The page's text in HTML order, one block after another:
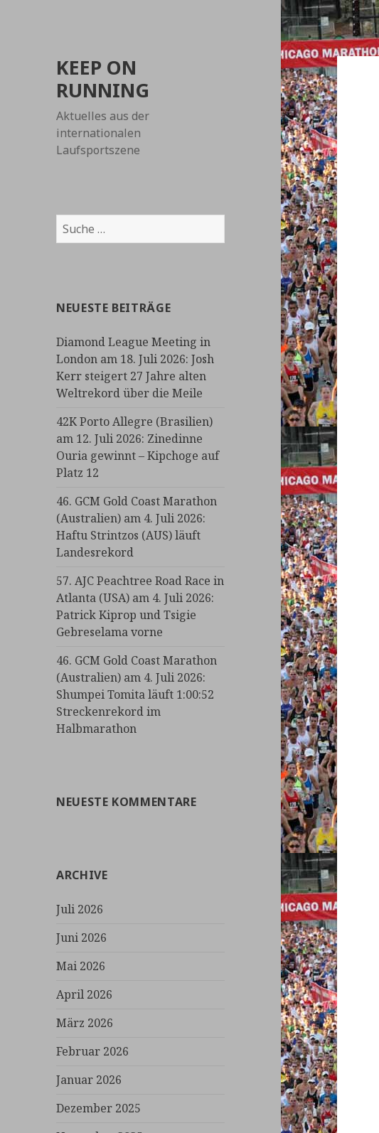
KEEP ON
RUNNING
Aktuelles aus der
internationalen
Laufsportszene
Suche
nach:
NEUESTE BEITRÄGE
Diamond League Meeting in
London am 18. Juli 2026: Josh
Kerr steigert 27 Jahre alten
Weltrekord über die Meile
42K Porto Allegre (Brasilien)
am 12. Juli 2026: Zinedinne
Ouria gewinnt – Kipchoge auf
Platz 12
46. GCM Gold Coast Marathon
(Australien) am 4. Juli 2026:
Haftu Strintzos (AUS) läuft
Landesrekord
57. AJC Peachtree Road Race in
Atlanta (USA) am 4. Juli 2026:
Patrick Kiprop und Tsigie
Gebreselama vorne
46. GCM Gold Coast Marathon
(Australien) am 4. Juli 2026:
Shumpei Tomita läuft 1:00:52
Streckenrekord im
Halbmarathon
NEUESTE KOMMENTARE
ARCHIVE
Juli 2026
Juni 2026
Mai 2026
April 2026
März 2026
Februar 2026
Januar 2026
Dezember 2025